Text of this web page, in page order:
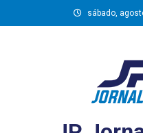
to
sábado,